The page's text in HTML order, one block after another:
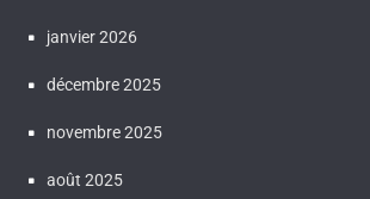
janvier 2026
décembre 2025
novembre 2025
août 2025